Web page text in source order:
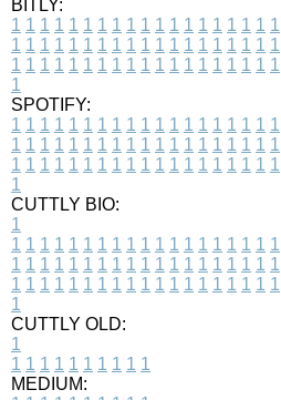
BITLY:
1 1 1 1 1 1 1 1 1 1 1 1 1 1 1 1 1 1 1
1 1 1 1 1 1 1 1 1 1 1 1 1 1 1 1 1 1 1
1 1 1 1 1 1 1 1 1 1 1 1 1 1 1 1 1 1 1
1
SPOTIFY:
1 1 1 1 1 1 1 1 1 1 1 1 1 1 1 1 1 1 1
1 1 1 1 1 1 1 1 1 1 1 1 1 1 1 1 1 1 1
1 1 1 1 1 1 1 1 1 1 1 1 1 1 1 1 1 1 1
1
CUTTLY BIO:
1
1 1 1 1 1 1 1 1 1 1 1 1 1 1 1 1 1 1 1
1 1 1 1 1 1 1 1 1 1 1 1 1 1 1 1 1 1 1
1 1 1 1 1 1 1 1 1 1 1 1 1 1 1 1 1 1 1
1
CUTTLY OLD:
1
1 1 1 1 1 1 1 1 1 1
MEDIUM: